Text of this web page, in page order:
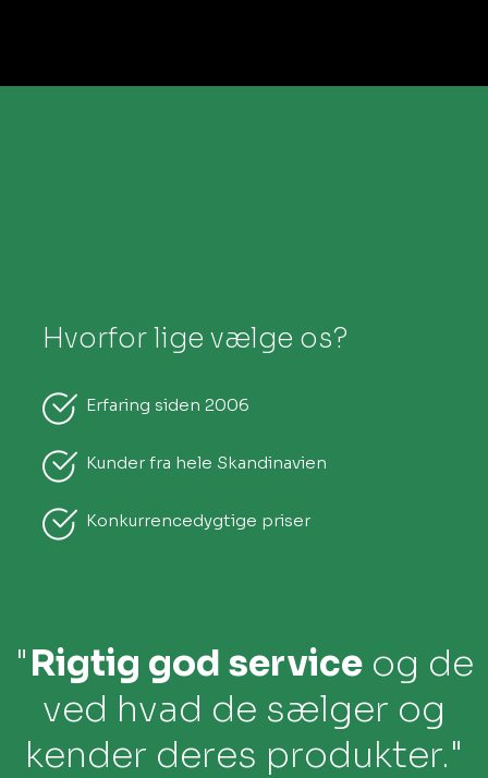
Hvorfor lige vælge os?
Erfaring siden 2006​
Kunder fra hele Skandinavien
Konkurrencedygtige priser​
"Rigtig god serviceog de
ved hvad de sælger og
kender deres produkter."